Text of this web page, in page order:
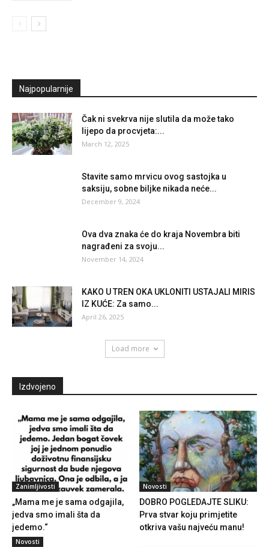
Najpopularnije
Čak ni svekrva nije slutila da može tako
lijepo da procvjeta:...
March 12, 2025
Stavite samo mrvicu ovog sastojka u
saksiju, sobne biljke nikada neće...
December 9, 2024
Ova dva znaka će do kraja Novembra biti
nagrađeni za svoju...
November 14, 2024
KAKO U TREN OKA UKLONITI USTAJALI MIRIS
IZ KUĆE: Za samo...
April 26, 2025
Load more
Izdvojeno
Zanimljivosti
„Mama me je sama odgajila,
jedva smo imali šta da
jedemo.“
Novosti
DOBRO POGLEDAJTE SLIKU:
Prva stvar koju primjetite
otkriva vašu najveću manu!
Novosti